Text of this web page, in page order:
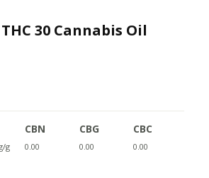
30 Cannabis Oil
g
CBN
0.00
CBG
0.00
CBC
0.00